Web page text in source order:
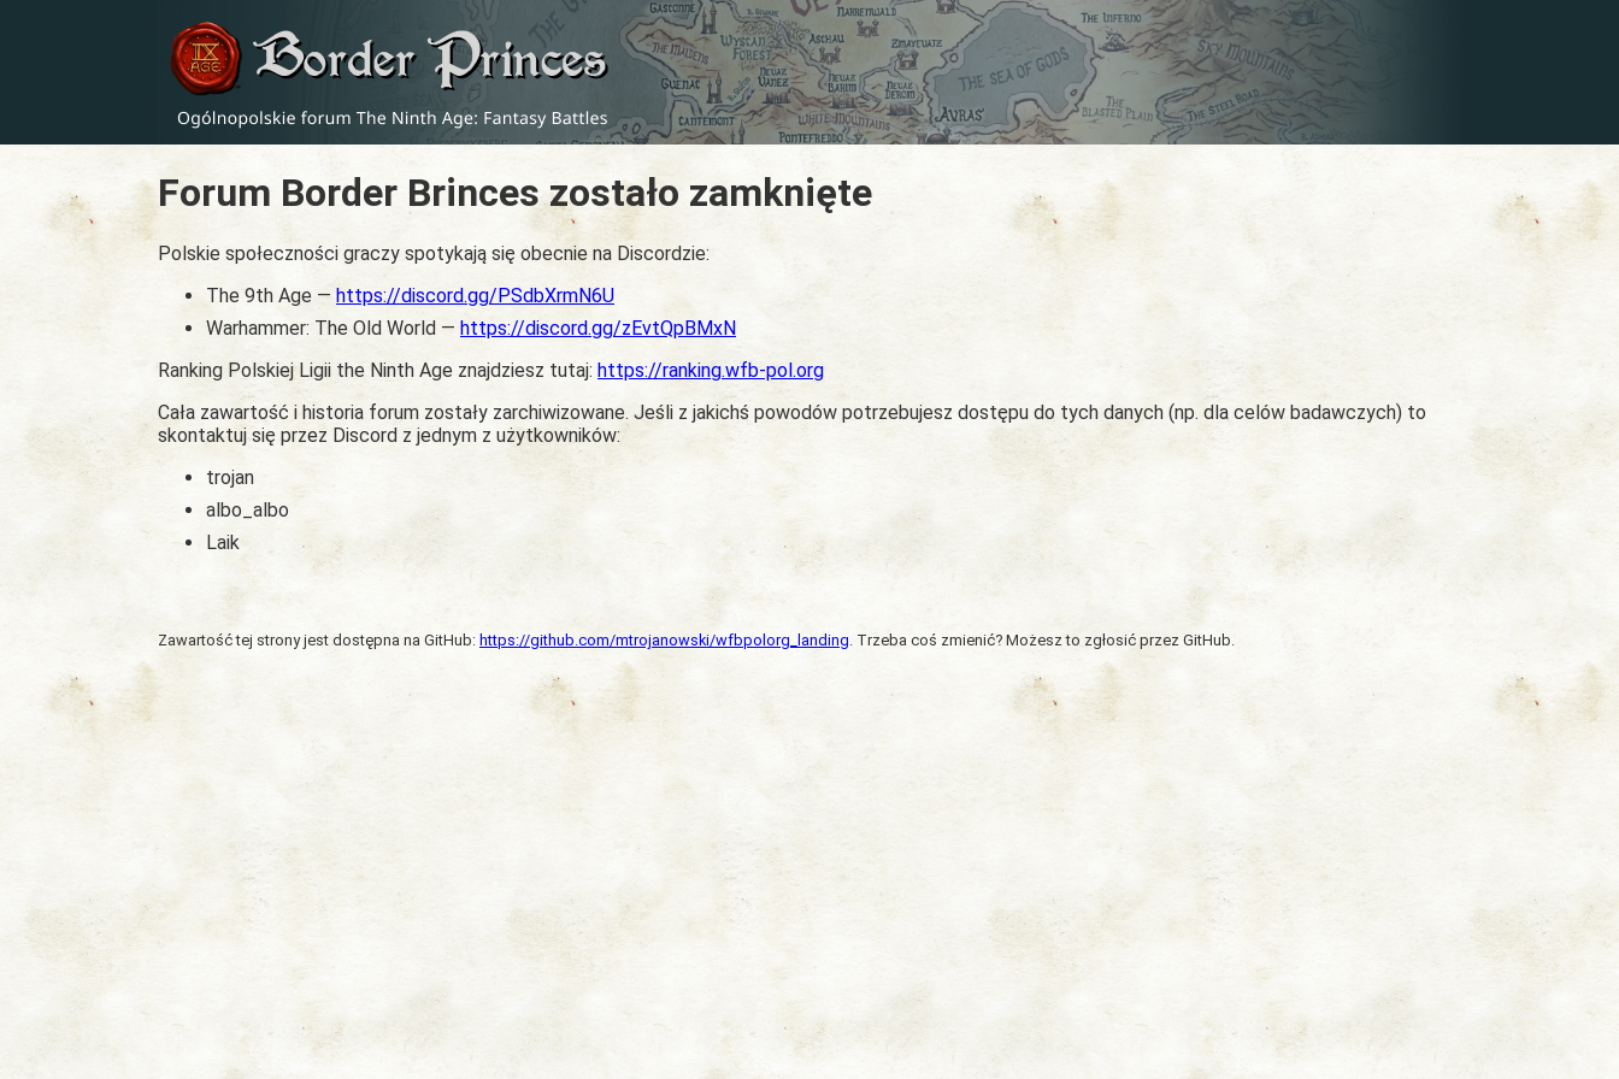
Forum Border Brinces zostało zamknięte
Polskie społeczności graczy spotykają się obecnie na Discordzie:
The 9th Age — https://discord.gg/PSdbXrmN6U
Warhammer: The Old World — https://discord.gg/zEvtQpBMxN
Ranking Polskiej Ligii the Ninth Age znajdziesz tutaj: https://ranking.wfb-pol.org
Cała zawartość i historia forum zostały zarchiwizowane. Jeśli z jakichś powodów potrzebujesz dostępu do tych danych (np. dla celów badawczych) to
skontaktuj się przez Discord z jednym z użytkowników:
trojan
albo_albo
Laik
Zawartość tej strony jest dostępna na GitHub: https://github.com/mtrojanowski/wfbpolorg_landing . Trzeba coś zmienić? Możesz to zgłosić przez GitHub.